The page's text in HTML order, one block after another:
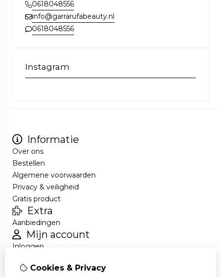
0618048556
info@garrarufabeauty.nl
0618048556
Instagram
Informatie
Over ons
Bestellen
Algemene voorwaarden
Privacy & veiligheid
Gratis product
Extra
Aanbiedingen
Mijn account
Inloggen
Nieuwsbrief
Cookies & Privacy